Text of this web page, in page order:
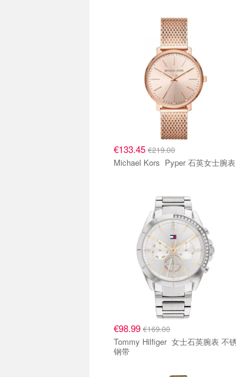
€133.45 €219.00
Michael Kors Pyper 石英女士腕表
€98.99 €169.00
Tommy Hilfiger 女士石英腕表 不锈
钢带